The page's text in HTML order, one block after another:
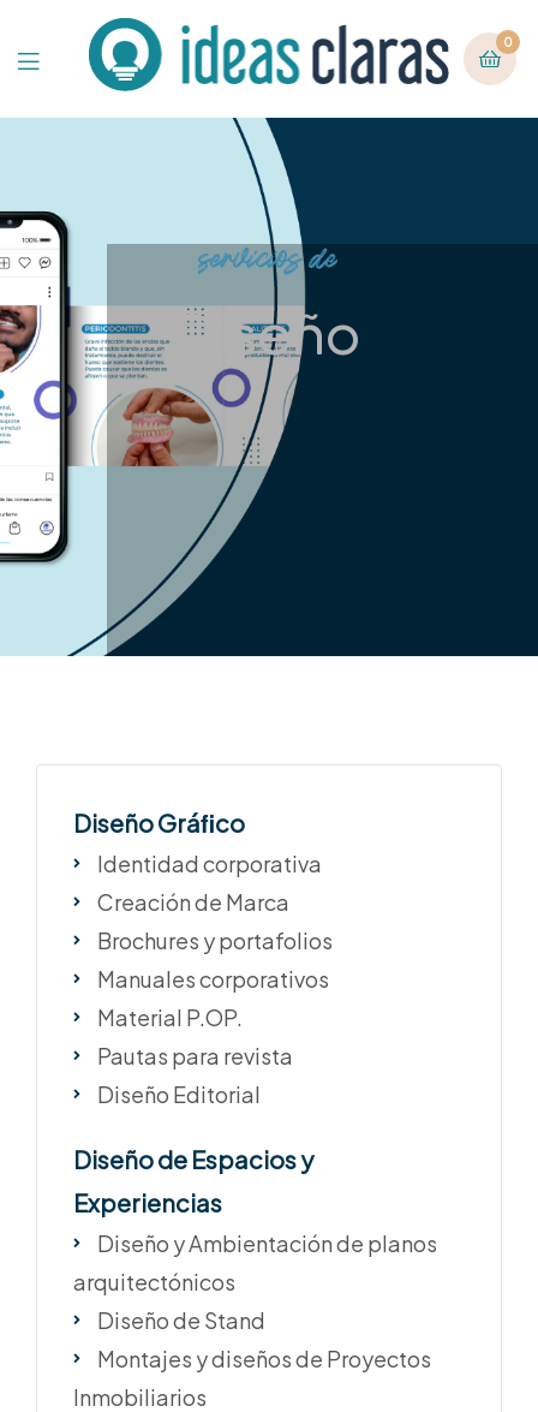
0
servicios de
Diseño
Diseño Gráﬁco
Identidad corporativa
Creación de Marca
Brochures y portafolios
Manuales corporativos
Material P.OP.
Pautas para revista
Diseño Editorial
Diseño de Espacios y
Experiencias
Diseño y Ambientación de planos
arquitectónicos
Diseño de Stand
Montajes y diseños de Proyectos
Inmobiliarios